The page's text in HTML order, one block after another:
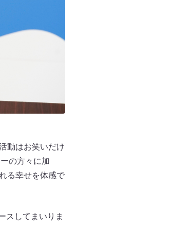
動はお笑いだけ
の方々に加
る幸せを体感で
スしてまいりま